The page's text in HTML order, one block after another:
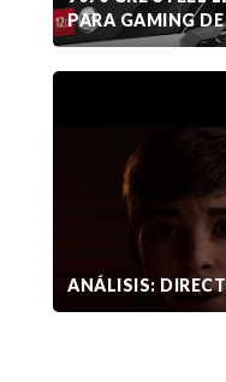
PARA GAMING
ANÁLISIS: